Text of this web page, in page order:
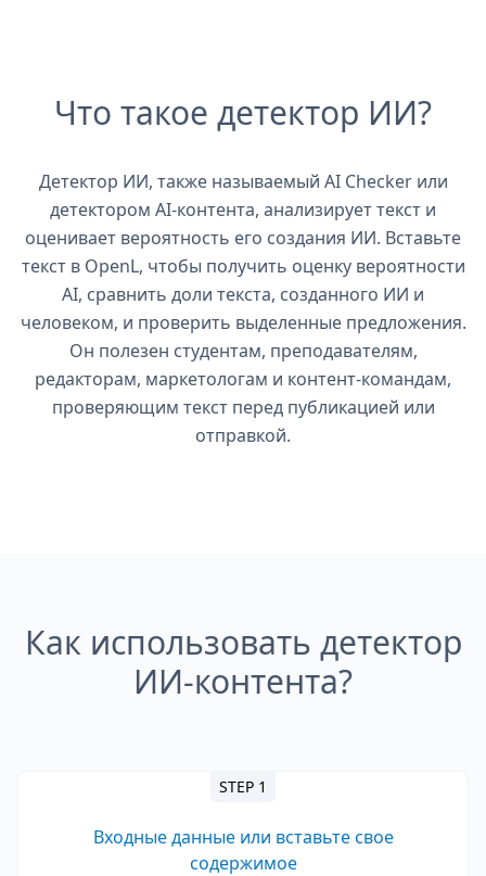
Что такое детектор ИИ?
Детектор ИИ, также называемый AI Checker или
детектором AI-контента, анализирует текст и
оценивает вероятность его создания ИИ. Вставьте
текст в OpenL, чтобы получить оценку вероятности
AI, сравнить доли текста, созданного ИИ и
человеком, и проверить выделенные предложения.
Он полезен студентам, преподавателям,
редакторам, маркетологам и контент-командам,
проверяющим текст перед публикацией или
отправкой.
Как использовать детектор
ИИ-контента?
STEP 1
Входные данные или вставьте свое
содержимое